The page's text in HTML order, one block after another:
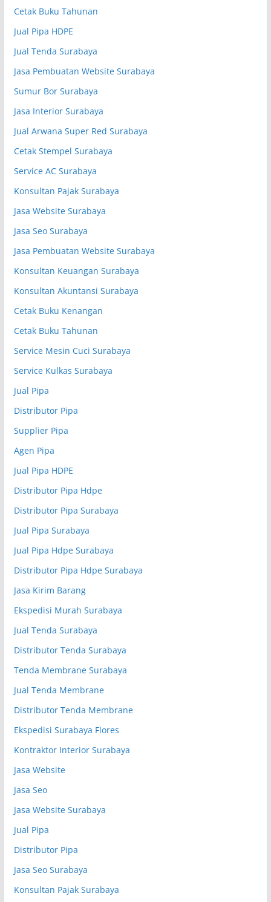
Cetak Buku Tahunan
Jual Pipa HDPE
Jual Tenda Surabaya
Jasa Pembuatan Website Surabaya
Sumur Bor Surabaya
Jasa Interior Surabaya
Jual Arwana Super Red Surabaya
Cetak Stempel Surabaya
Service AC Surabaya
Konsultan Pajak Surabaya
Jasa Website Surabaya
Jasa Seo Surabaya
Jasa Pembuatan Website Surabaya
Konsultan Keuangan Surabaya
Konsultan Akuntansi Surabaya
Cetak Buku Kenangan
Cetak Buku Tahunan
Service Mesin Cuci Surabaya
Service Kulkas Surabaya
Jual Pipa
Distributor Pipa
Supplier Pipa
Agen Pipa
Jual Pipa HDPE
Distributor Pipa Hdpe
Distributor Pipa Surabaya
Jual Pipa Surabaya
Jual Pipa Hdpe Surabaya
Distributor Pipa Hdpe Surabaya
Jasa Kirim Barang
Ekspedisi Murah Surabaya
Jual Tenda Surabaya
Distributor Tenda Surabaya
Tenda Membrane Surabaya
Jual Tenda Membrane
Distributor Tenda Membrane
Ekspedisi Surabaya Flores
Kontraktor Interior Surabaya
Jasa Website
Jasa Seo
Jasa Website Surabaya
Jual Pipa
Distributor Pipa
Jasa Seo Surabaya
Konsultan Pajak Surabaya